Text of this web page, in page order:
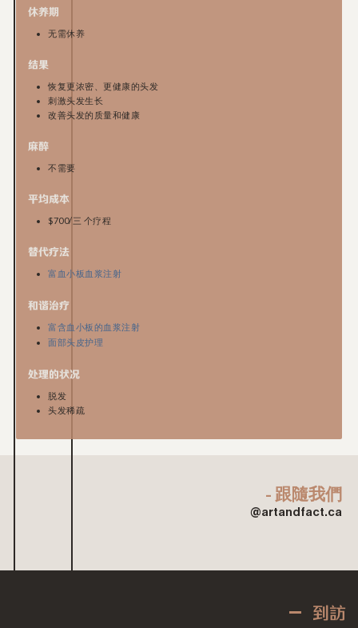
休养期
无需休养
结果
恢复更浓密、更健康的头发
刺激头发生长
改善头发的质量和健康
麻醉
不需要
平均成本
$700/三 个疗程
替代疗法
富血小板血浆注射
和谐治疗
富含血小板的血浆注射
面部头皮护理
处理的状况
脱发
头发稀疏
- 跟隨我們
@artandfact.ca
到訪